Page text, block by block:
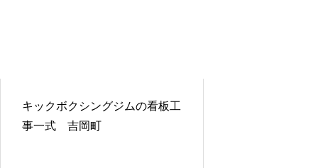
キックボクシングジムの看板工
事一式 吉岡町